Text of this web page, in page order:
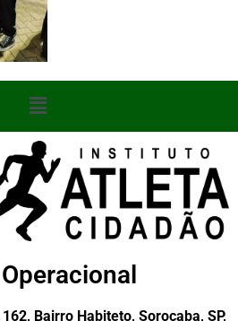
Bairro Habiteto, Sorocaba, SP,